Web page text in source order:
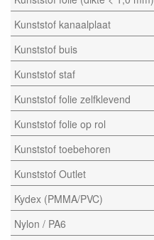
Kunststof kanaalplaat
Kunststof buis
Kunststof staf
Kunststof folie zelfklevend
Kunststof folie op rol
Kunststof toebehoren
Kunststof Outlet
Kydex (PMMA/PVC)
Nylon / PA6